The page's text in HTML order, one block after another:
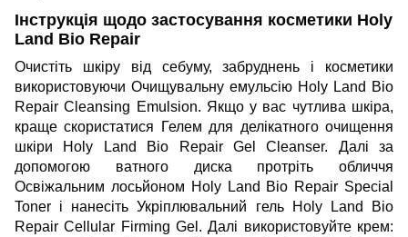
Інструкція щодо застосування косметики Holy
Land Bio Repair
Очистіть шкіру від себуму, забруднень і косметики
використовуючи Очищувальну емульсію Holy Land Bio
Repair Cleansing Emulsion. Якщо у вас чутлива шкіра,
краще скористатися
Гелем для делікатного очищення
шкіри Holy Land Bio Repair Gel Cleanser. Далі за
допомогою ватного диска протріть обличчя
Освіжальним лосьйоном Holy Land Bio Repair Special
Toner і нанесітьУкріплювальний гель Holy Land Bio
Repair Cellular Firming Gel . Далі використовуйте крем: